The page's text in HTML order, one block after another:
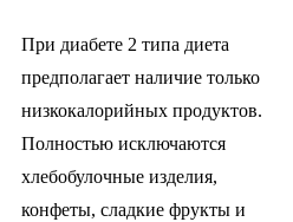
При диабете 2 типа диета
предполагает наличие только
низкокалорийных продуктов.
Полностью исключаются
хлебобулочные изделия,
конфеты, сладкие фрукты и